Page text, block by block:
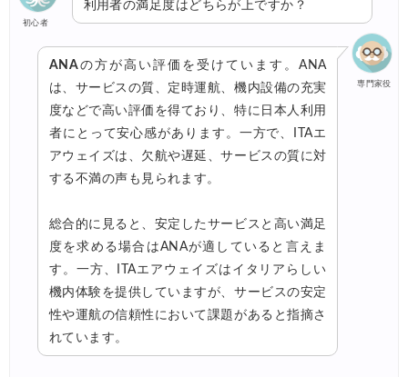
初心者
利用者の満足度はどちらが上ですか？
専門家役
ANAの方が高い評価を受けています。ANA
は、サービスの質、定時運航、機内設備の充実
度などで高い評価を得ており、特に日本人利用
者にとって安心感があります。一方で、ITAエ
アウェイズは、欠航や遅延、サービスの質に対
する不満の声も見られます。
総合的に見ると、安定したサービスと高い満足
度を求める場合はANAが適していると言えま
す。一方、ITAエアウェイズはイタリアらしい
機内体験を提供していますが、サービスの安定
性や運航の信頼性において課題があると指摘さ
れています。